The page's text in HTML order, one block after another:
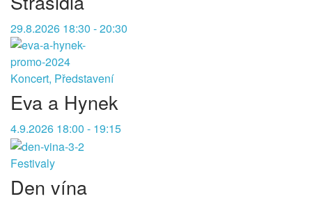
29.8.2026 18:30 - 20:30
Koncert, Představení
Eva a Hynek
4.9.2026 18:00 - 19:15
Festivaly
Den vína